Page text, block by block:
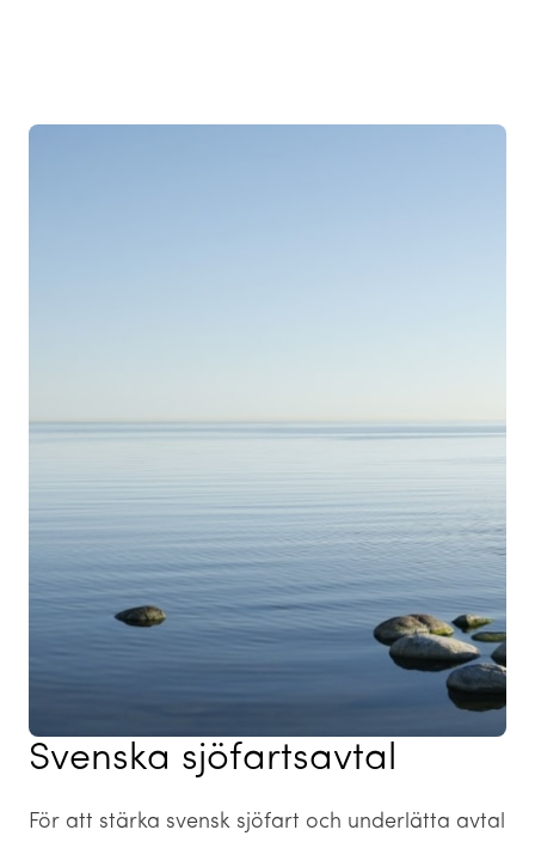
Svenska sjöfartsavtal
För att stärka svensk sjöfart och underlätta avtal